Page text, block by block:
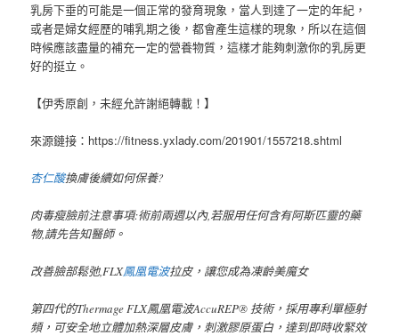
乳房下垂的可能是一個正常的發育現象，當人到達了一定的年紀，
或者是婦女經歷的哺乳期之後，都會產生這樣的現象，所以在這個
時候應該盡量的補充一定的營養物質，這樣才能夠刺激你的乳房更
好的挺立。
【伊秀原創，未經允許謝絕轉載！】
來源鏈接：https://fitness.yxlady.com/201901/1557218.shtml
杏仁酸換膚後續如何保養?
肉毒瘦臉前注意事項:術前兩週以內,若服用任何含有阿斯匹靈的藥
物,請先告知醫師。
改善臉部鬆弛,FLX鳳凰電波拉皮，讓您成為凍齡美魔女
第四代的Thermage FLX鳳凰電波AccuREP® 技術，採用專利單極射
頻，可安全地立體加熱深層皮膚，刺激膠原蛋白，達到即時收緊效